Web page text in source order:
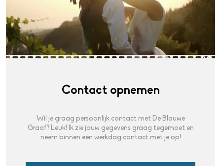
Contact opnemen
Wil je graag persoonlijk contact met De Blauwe
Graaf? Leuk! Ik zie jouw gegevens graag tegemoet en
neem binnen één werkdag contact met je op!